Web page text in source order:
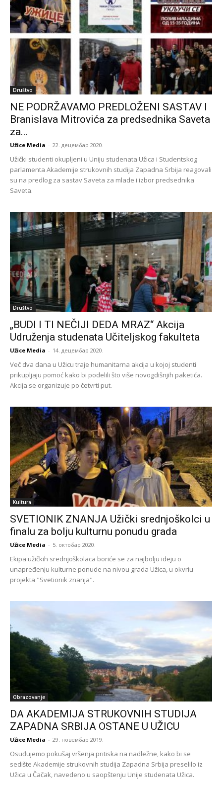
Društvo
NE PODRŽAVAMO PREDLOŽENI SASTAV I
Branislava Mitrovića za predsednika Saveta
za...
Užice Media - 22. децембар 2020.
Užički studenti okupljeni u Uniju studenata Užica i Studentskog
parlamenta Akademije strukovnih studija Zapadna Srbija reagovali
su na predlog za sastav Saveta za mlade i izbor predsednika
Saveta.
Društvo
„BUDI I TI NEČIJI DEDA MRAZ“ Akcija
Udruženja studenata Učiteljskog fakulteta
Užice Media - 14. децембар 2020.
Več dva dana u Užicu traje humanitarna akcija u kojoj studenti
prikupljaju pomoć kako bi podelili što više novogdišnjih paketića.
Akcija se organizuje po četvrti put.
Kultura
SVETIONIK ZNANJA Užički srednjoškolci u
finalu za bolju kulturnu ponudu grada
Užice Media - 5. октобар 2020.
Ekipa užičkih srednjoškolaca boriće se za najbolju ideju o
unapređenju kulturne ponude na nivou grada Užica, u okvriu
projekta "Svetionik znanja".
Obrazovanje
DA AKADEMIJA STRUKOVNIH STUDIJA
ZAPADNA SRBIJA OSTANE U UŽICU
Užice Media - 29. новембар 2019.
Osuđujemo pokušaj vršenja pritiska na nadležne, kako bi se
sedište Akademije strukovnih studija Zapadna Srbija preselilo iz
Užica u Čačak, navedeno u saopštenju Unije studenata Užica.